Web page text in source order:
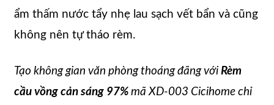
ẩm thấm nước tẩy nhẹ lau sạch vết bẩn và cũng
không nên tự tháo rèm.
Tạo không gian văn phòng thoáng đãng với Rèm
cầu vồng cản sáng 97% mã XD-003 Cicihome chỉ